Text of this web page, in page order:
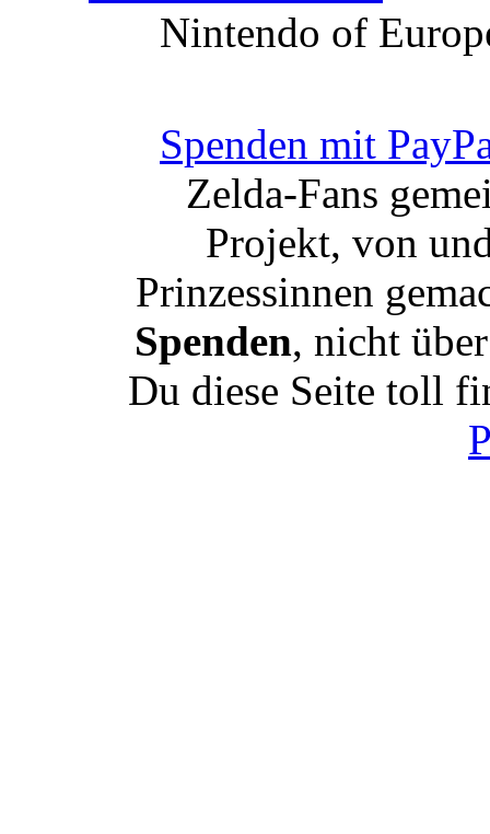
Nintendo of
Spenden mit
Zelda-Fans
Projekt, von
Prinzessinnen
Spenden, nicht
Du diese Seite toll